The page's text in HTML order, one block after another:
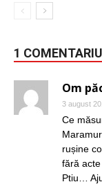
1 COMENTARIU
Om
3 august
Ce
rușine
fără
Ptiu…